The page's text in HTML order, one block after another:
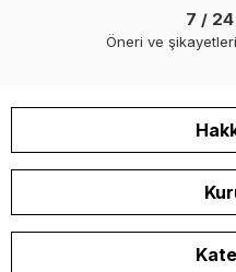
7 / 24
Öneri ve